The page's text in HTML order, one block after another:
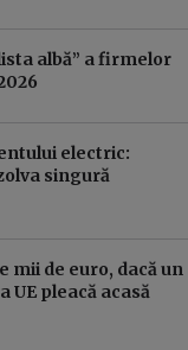
albă” a firmelor
electric:
singură
mii de euro, dacă un
UE pleacă acasă